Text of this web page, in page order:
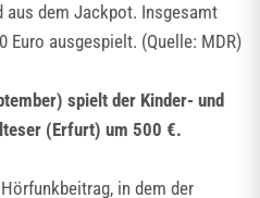
aus dem Jackpot. Insgesamt
Euro ausgespielt. (Quelle: MDR)
spielt der Kinder- und
(Erfurt) um 500 €.
in dem der